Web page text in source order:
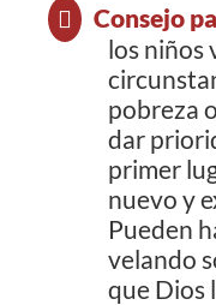
Consejo
los niños
pobreza
dar
primer
nuevo y
Pueden
velando
que Dios